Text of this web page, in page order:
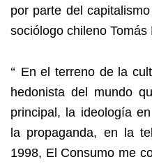
por parte del
sociólogo chileno
“ En el terreno de la
hedonista del mundo
principal, la ideología
la propaganda, en la
1998, El Consumo me